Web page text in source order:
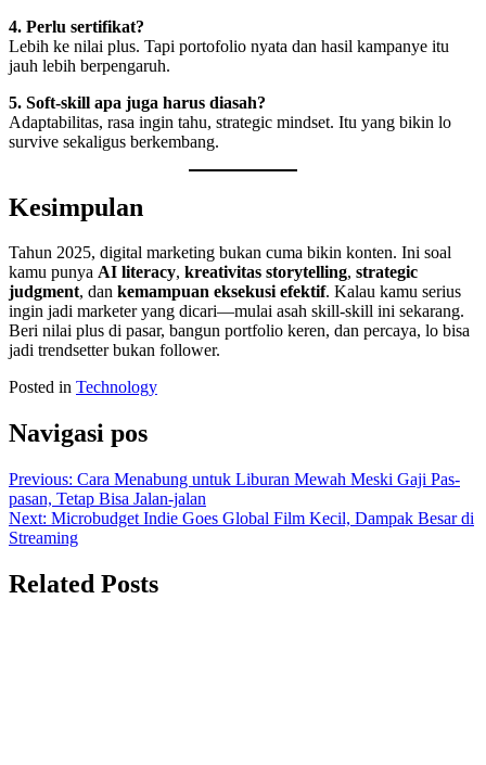
4. Perlu sertifikat?
Lebih ke nilai plus. Tapi portofolio nyata dan hasil kampanye itu
jauh lebih berpengaruh.
5. Soft-skill apa juga harus diasah?
Adaptabilitas, rasa ingin tahu, strategic mindset. Itu yang bikin lo
survive sekaligus berkembang.
Kesimpulan
Tahun 2025, digital marketing bukan cuma bikin konten. Ini soal
kamu punya AI literacy, kreativitas storytelling, strategic
judgment, dan kemampuan eksekusi efektif. Kalau kamu serius
ingin jadi marketer yang dicari—mulai asah skill-skill ini sekarang.
Beri nilai plus di pasar, bangun portfolio keren, dan percaya, lo bisa
jadi trendsetter bukan follower.
Posted in Technology
Navigasi pos
Previous: Cara Menabung untuk Liburan Mewah Meski Gaji Pas-
pasan, Tetap Bisa Jalan-jalan
Next: Microbudget Indie Goes Global Film Kecil, Dampak Besar di
Streaming
Related Posts